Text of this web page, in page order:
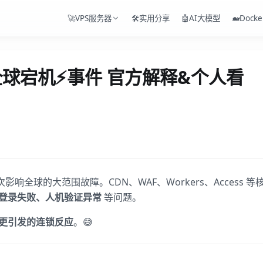
🚀VPS服务器 🛠️实用分享 🤖AI大模型
宕机⚡事件 官方解释&个人看
响全球的大范围故障。CDN、WAF、Workers、Access 等
录失败、人机验证异常等问题。
引发的连锁反应。😅